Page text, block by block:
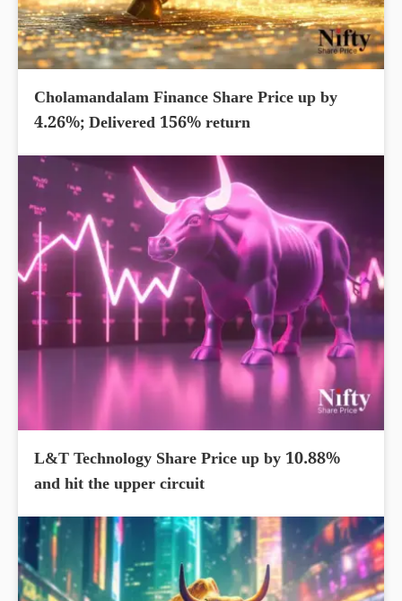
Cholamandalam Finance Share Price up by
4.26%; Delivered 156% return
L&T Technology Share Price up by 10.88%
and hit the upper circuit